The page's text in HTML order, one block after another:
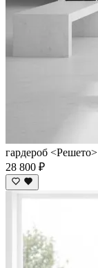
гардероб <Решето>
28 800 ₽